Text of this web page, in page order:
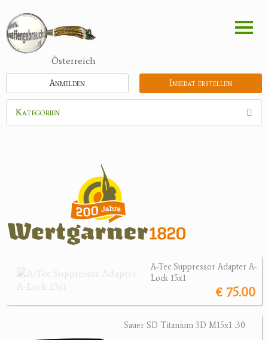
zum
Inhalt
Österreich
Inserat erstellen
Anmelden
Kategorien
Recurvebögen
Armbrüste
Bogenzubehör
A-Tec Suppressor Adapter A-
Lock 15x1
€ 75.00
Sauer SD Titanium 3D M15x1 .30